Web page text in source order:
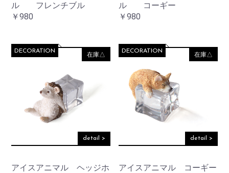
ル フレンチブル
￥980
ル コーギー
￥980
在庫△
detail >
アイスアニマル ヘッジホ
DECORATION 在庫△
detail >
アイスアニマル コーギー
DECORATION
お買い物を続ける
カートへ進む